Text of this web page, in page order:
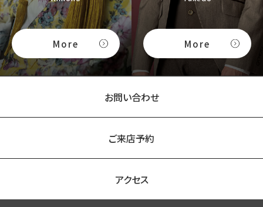
More More
お問い合わせ
ご来店予約
アクセス